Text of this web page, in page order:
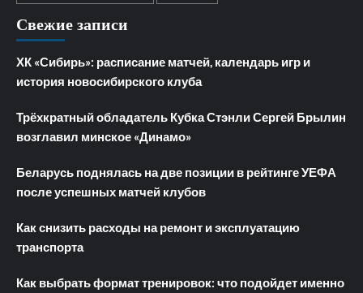
Свежие записи
ХК «Сибирь»: расписание матчей, календарь игр и
история новосибирского клуба
Трёхкратный обладатель Кубка Стэнли Сергей Брылин
возглавил минское «Динамо»
Беларусь поднялась на две позиции в рейтинге УЕФА
после успешных матчей клубов
Как снизить расходы на ремонт и эксплуатацию
транспорта
Как выбрать формат тренировок: что подойдет именно